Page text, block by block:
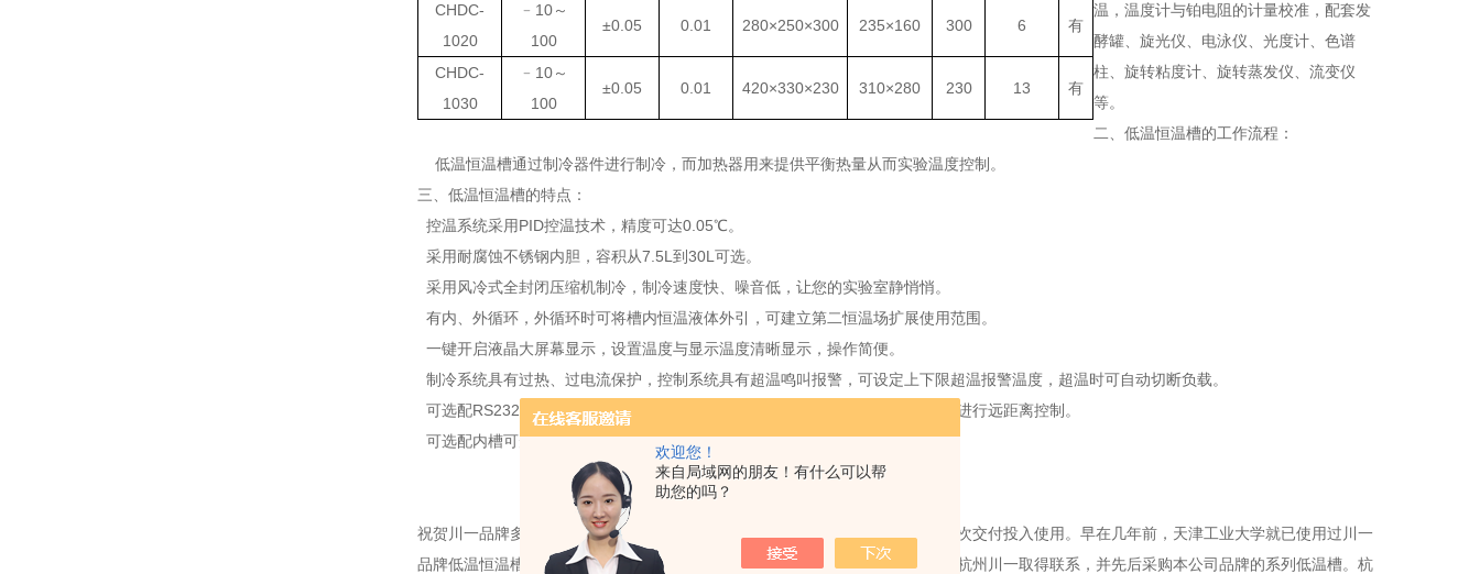
欢迎您！
来自局域网的朋友！有什么可以帮
助您的吗？
CHDC-
1020
﹣10～
100
±0.05 0.01 280×250×300 235×160 300 6 有
CHDC-
1030
﹣10～
100
±0.05 0.01 420×330×230 310×280 230 13 有
温，温度计与铂电阻的计量校准，配套发
酵罐、旋光仪、电泳仪、光度计、色谱
柱、旋转粘度计、旋转蒸发仪、流变仪
等。
二、低温恒温槽的工作流程：
低温恒温槽通过制冷器件进行制冷，而加热器用来提供平衡热量从而实验温度控制。
三、低温恒温槽的特点：
控温系统采用PID控温技术，精度可达0.05℃。
采用耐腐蚀不锈钢内胆，容积从7.5L到30L可选。
采用风冷式全封闭压缩机制冷，制冷速度快、噪音低，让您的实验室静悄悄。
有内、外循环，外循环时可将槽内恒温液体外引，可建立第二恒温场扩展使用范围。
一键开启液晶大屏幕显示，设置温度与显示温度清晰显示，操作简便。
制冷系统具有过热、过电流保护，控制系统具有超温鸣叫报警，可设定上下限超温报警温度，超温时可自动切断负载。
可选配RS232或RS485通讯接口，实现与PC机或PLC机等上位机的数据传输，进行远距离控制。
可选配内槽可升降支架，实现特殊实验样品的高度调节
祝贺川一品牌多次与天津工业大学合作，低温恒温槽受到老师的认可与推荐，多次交付投入使用。早在几年前，天津工业大学就已使用过川一
品牌低温恒温槽，对杭州川一有限公司的低温恒温槽性能高度认可，后又多次与杭州川一取得联系，并先后采购本公司品牌的系列低温槽。杭